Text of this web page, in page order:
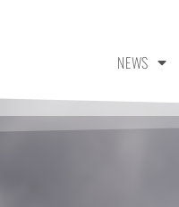
NEWS